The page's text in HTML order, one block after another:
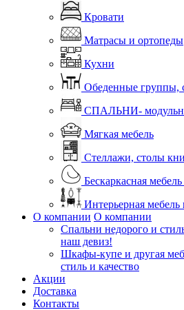
Кровати
Матрасы и ортопеды
Кухни
Обеденные группы,
СПАЛЬНИ-
Мягкая мебель
Стеллажи, столы
Бескаркасная
Интерьерная мебель
О компании О компании
Спальни недорого и
наш девиз!
Шкафы-купе и другая
стиль и качество
Акции
Доставка
Контакты